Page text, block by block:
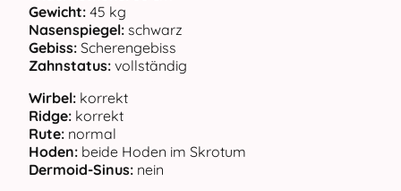
Gewicht: 45 kg
Nasenspiegel: schwarz
Gebiss: Scherengebiss
Zahnstatus: vollständig
Wirbel: korrekt
Ridge: korrekt
Rute: normal
Hoden: beide Hoden im Skrotum
Dermoid-Sinus: nein